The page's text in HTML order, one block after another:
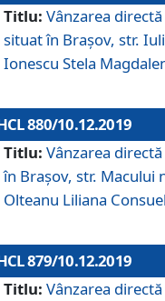
Titlu: Vânzarea
situat în Brașov, str.
Ionescu Stela
880/10.12.2019
Titlu: Vânzarea
în Brașov, str. Macului
Olteanu Liliana
879/10.12.2019
Titlu: Vânzarea